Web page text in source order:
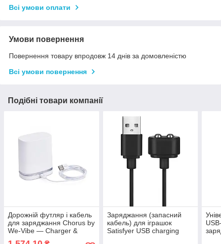
Всі умови оплати
Умови повернення
Повернення товару впродовж 14 днів за домовленістю
Всі умови повернення
Подібні товари компанії
Дорожній футляр і кабель
для заряджання Chorus by
We-Vibe — Charger &
Заряджання (запасний
кабель) для іграшок
Satisfyer USB charging